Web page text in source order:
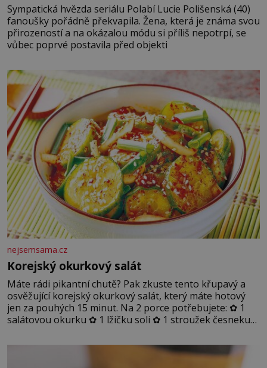
Sympatická hvězda seriálu Polabí Lucie Polišenská (40)
fanoušky pořádně překvapila. Žena, která je známa svou
přirozeností a na okázalou módu si příliš nepotrpí, se
vůbec poprvé postavila před objekti
nejsemsama.cz
Korejský okurkový salát
Máte rádi pikantní chutě? Pak zkuste tento křupavý a
osvěžující korejský okurkový salát, který máte hotový
jen za pouhých 15 minut. Na 2 porce potřebujete: ✿ 1
salátovou okurku ✿ 1 lžičku soli ✿ 1 stroužek česneku
sezamového oleje ✿ 1 lžičku chilli ✿ 1 lžičku cukru ✿ 1
jarní cibulku ✿ 1 lžíci sezamových semínek